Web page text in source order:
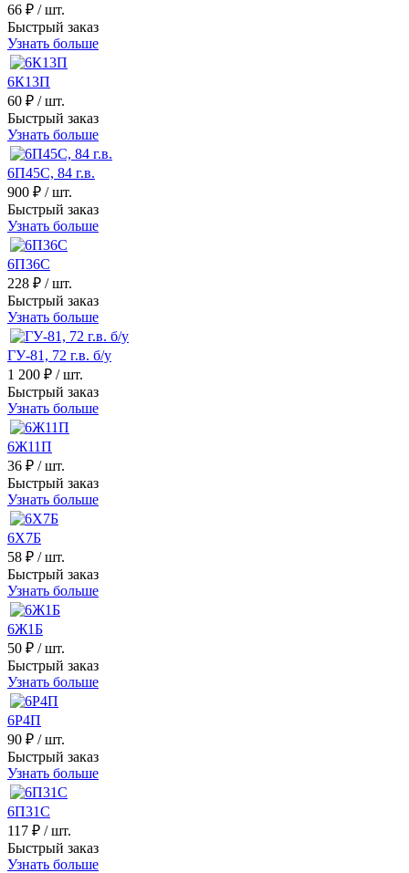
66 ₽ / шт.
Быстрый заказ
Узнать больше
6К13П
60 ₽ / шт.
Быстрый заказ
Узнать больше
6П45С, 84 г.в.
900 ₽ / шт.
Быстрый заказ
Узнать больше
6П36С
228 ₽ / шт.
Быстрый заказ
Узнать больше
ГУ-81, 72 г.в. б/у
1 200 ₽ / шт.
Быстрый заказ
Узнать больше
6Ж11П
36 ₽ / шт.
Быстрый заказ
Узнать больше
6Х7Б
58 ₽ / шт.
Быстрый заказ
Узнать больше
6Ж1Б
50 ₽ / шт.
Быстрый заказ
Узнать больше
6Р4П
90 ₽ / шт.
Быстрый заказ
Узнать больше
6П31С
117 ₽ / шт.
Быстрый заказ
Узнать больше